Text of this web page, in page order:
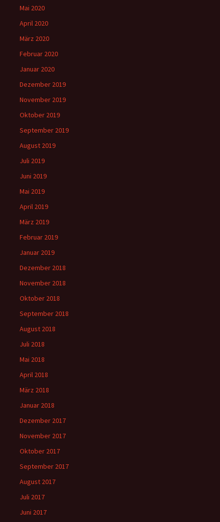
Mai 2020
April 2020
März 2020
Februar 2020
Januar 2020
Dezember 2019
November 2019
Oktober 2019
September 2019
August 2019
Juli 2019
Juni 2019
Mai 2019
April 2019
März 2019
Februar 2019
Januar 2019
Dezember 2018
November 2018
Oktober 2018
September 2018
August 2018
Juli 2018
Mai 2018
April 2018
März 2018
Januar 2018
Dezember 2017
November 2017
Oktober 2017
September 2017
August 2017
Juli 2017
Juni 2017